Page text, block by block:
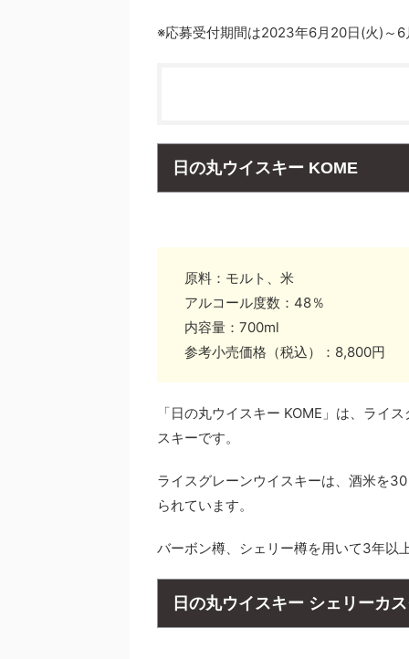
※応募受付期間は2023年6月20日(火)～
日の丸ウイスキー KOME
原料：モルト、米
アルコール度数：48％
内容量：700ml
参考小売価格（税込）：8,800円
「日の丸ウイスキー KOME」は、ライ
スキーです。
ライスグレーンウイスキーは、酒米を
られています。
バーボン樽、シェリー樽を用いて3年以
日の丸ウイスキー シェリーカ